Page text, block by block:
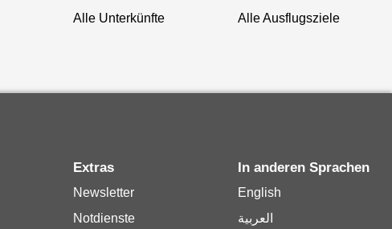
Alle Unterkünfte
Alle Ausflugsziele
Extras
Newsletter
Notdienste
In anderen Sprachen
English
العربية